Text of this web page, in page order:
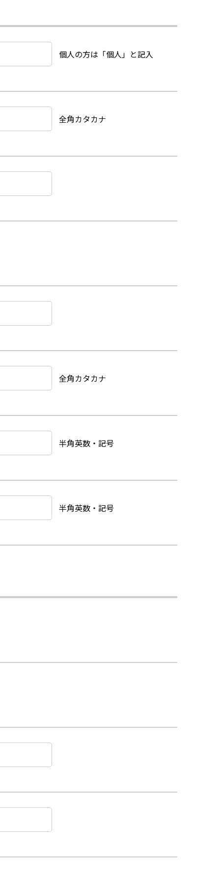
個人の方は「個人」と記入
全角カタカナ
全角カタカナ
半角英数・記号
半角英数・記号